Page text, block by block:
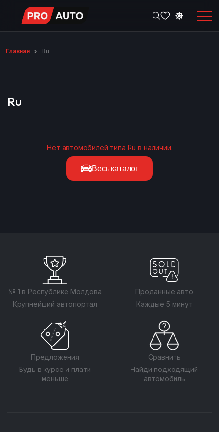
Главная Ru
Ru
Нет автомобилей типа Ru в наличии.
Весь каталог
№ 1 в Республике Молдова
Крупнейший автопортал
Проданные авто
Каждые 5 минут
Предложения
Будь в курсе и плати
меньше
Сравнить
Найди подходящий
автомобиль